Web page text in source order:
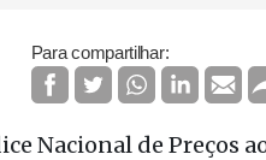
Para compartilhar:
Nacional de Preços